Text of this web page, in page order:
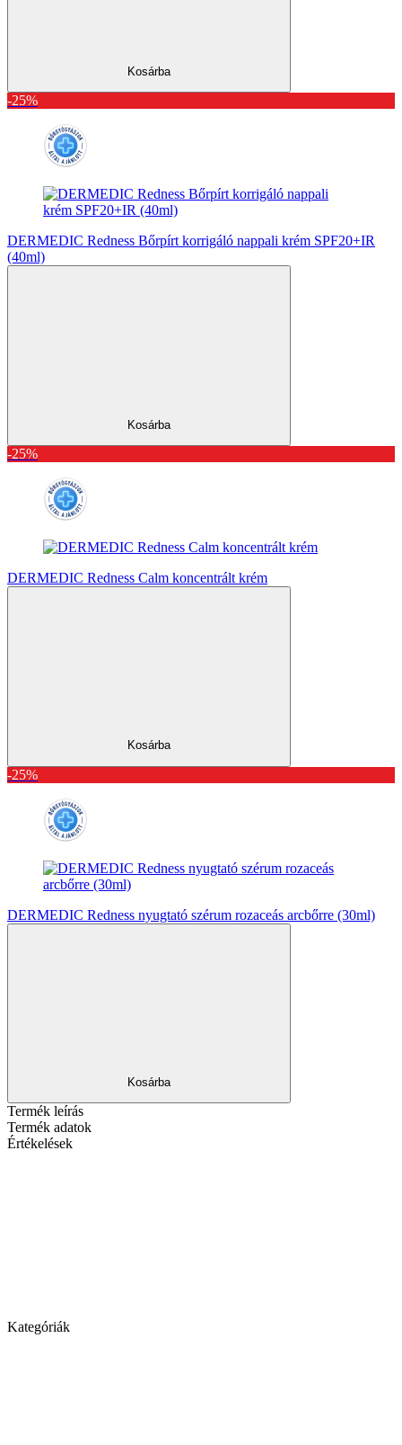
Kosárba
-25%
DERMEDIC Redness Bőrpírt korrigáló nappali krém SPF20+IR
(40ml)
Kosárba
-25%
DERMEDIC Redness Calm koncentrált krém
Kosárba
-25%
DERMEDIC Redness nyugtató szérum rozaceás arcbőrre (30ml)
Kosárba
Termék leírás
Termék adatok
Értékelések
Kategóriák